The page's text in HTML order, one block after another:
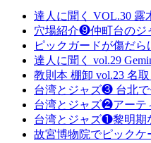
達人に聞く VOL.30 露
穴場紹介❾仲町台のジ
ピックガードが傷だ
達人に聞く vol.29
教則本 棚卸 vol.23 名
台湾とジャズ❸ 台北で
台湾とジャズ❷アーテ
台湾とジャズ❶黎明期
故宮博物院でピックケ